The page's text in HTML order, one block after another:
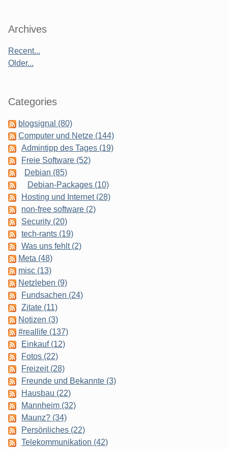
Sidebar
Archives
Recent...
Older...
Categories
blogsignal (80)
Computer und Netze (144)
Admintipp des Tages (19)
Freie Software (52)
Debian (85)
Debian-Packages (10)
Hosting und Internet (28)
non-free software (2)
Security (20)
tech-rants (19)
Was uns fehlt (2)
Meta (48)
misc (13)
Netzleben (9)
Fundsachen (24)
Zitate (11)
Notizen (3)
#reallife (137)
Einkauf (12)
Fotos (22)
Freizeit (28)
Freunde und Bekannte (3)
Hausbau (22)
Mannheim (32)
Maunz? (34)
Persönliches (22)
Telekommunikation (42)